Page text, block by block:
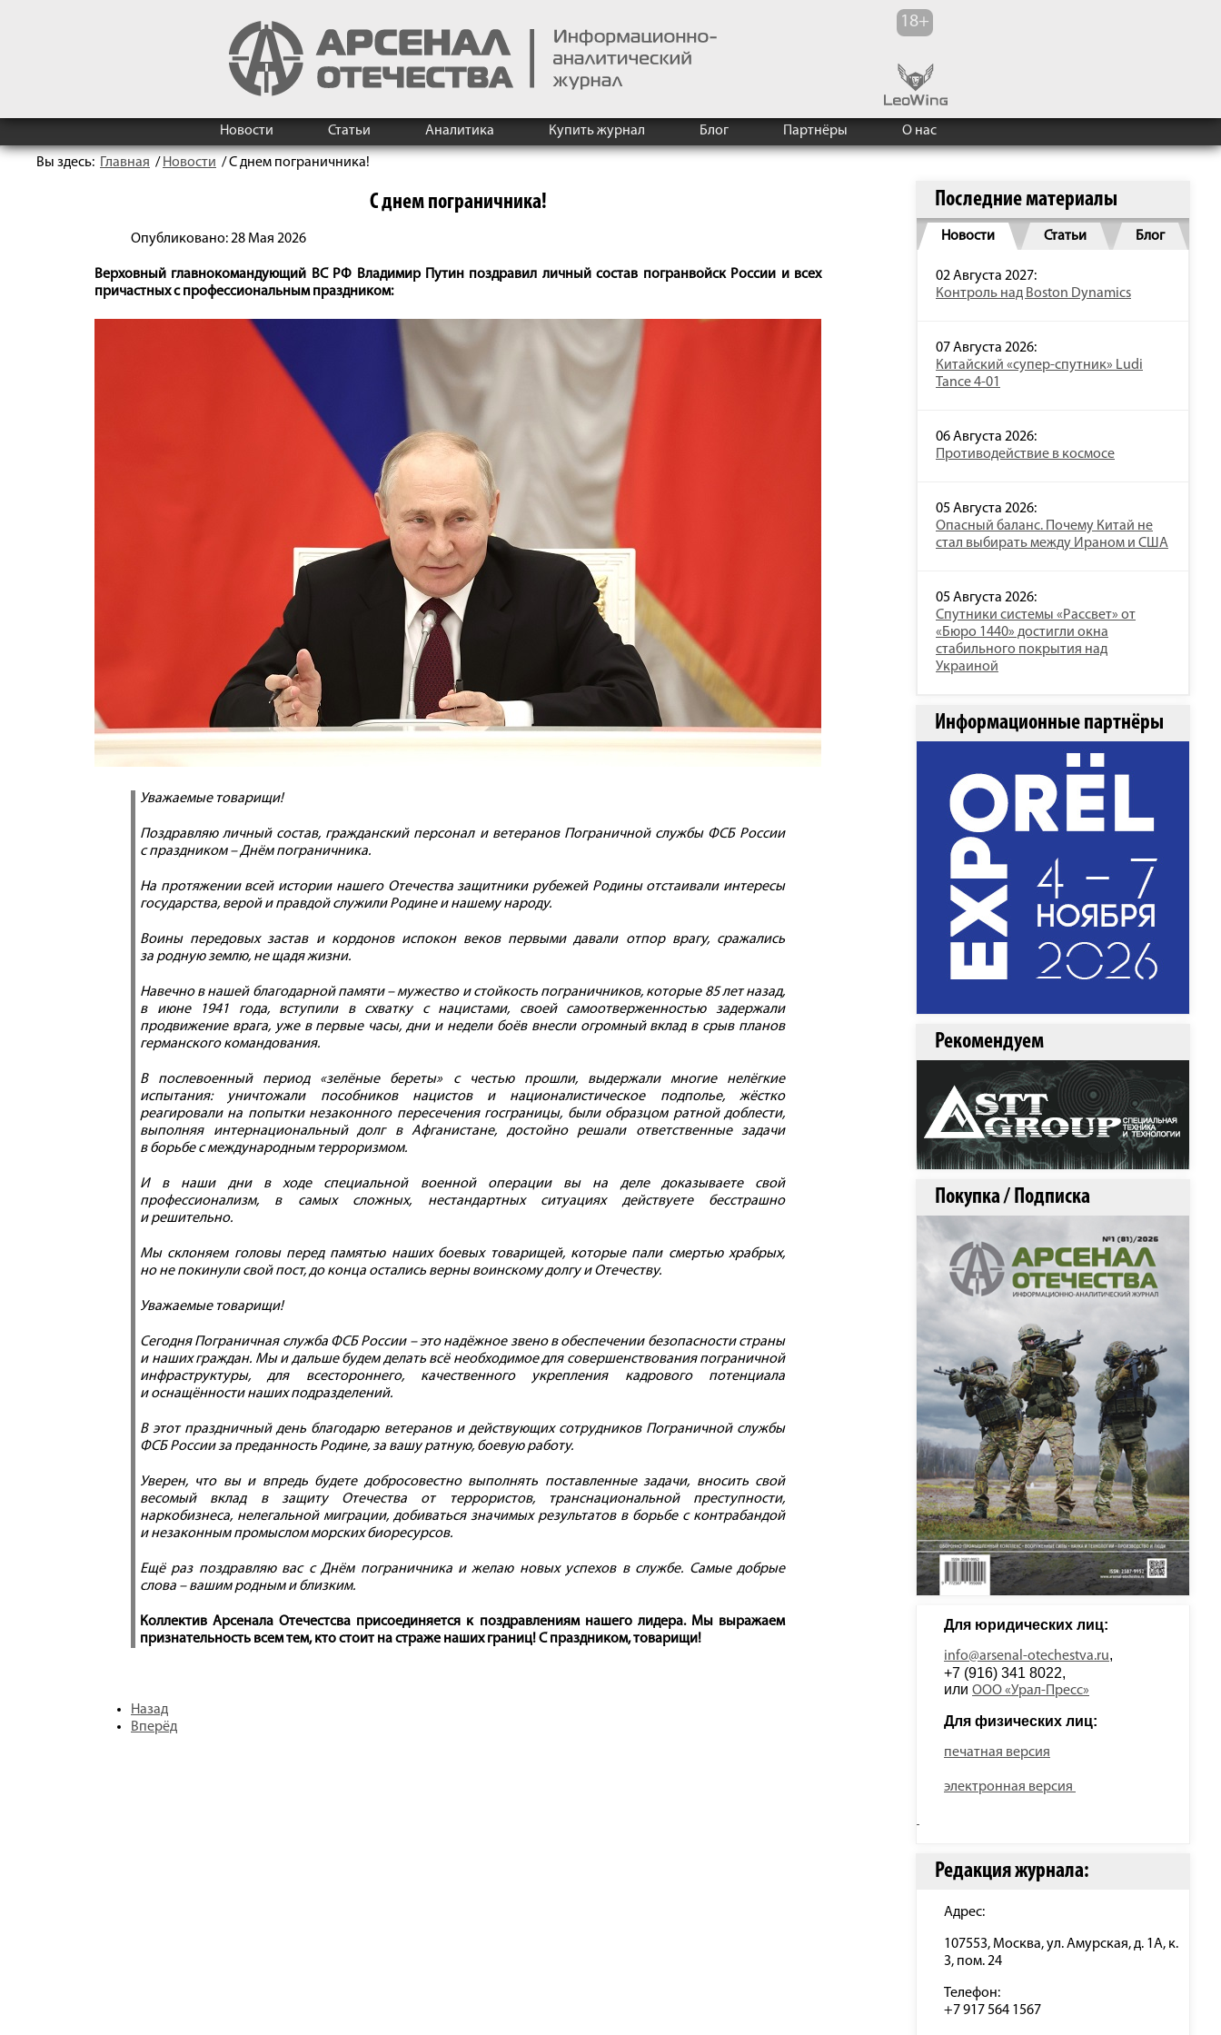
Новости Статьи Аналитика Купить журнал Блог Партнёры О нас
Вы здесь: Главная / Новости /С днем пограничника!
С днем пограничника!
Опубликовано: 28 Мая 2026
Верховный главнокомандующий ВС РФ Владимир Путин поздравил личный состав погранвойск России и всех
причастных с профессиональным праздником:
Уважаемые товарищи!
Поздравляю личный состав, гражданский персонал и ветеранов Пограничной службы ФСБ России
с праздником – Днём пограничника.
На протяжении всей истории нашего Отечества защитники рубежей Родины отстаивали интересы
государства, верой и правдой служили Родине и нашему народу.
Воины передовых застав и кордонов испокон веков первыми давали отпор врагу, сражались
за родную землю, не щадя жизни.
Навечно в нашей благодарной памяти – мужество и стойкость пограничников, которые 85 лет назад,
в июне 1941 года, вступили в схватку с нацистами, своей самоотверженностью задержали
продвижение врага, уже в первые часы, дни и недели боёв внесли огромный вклад в срыв планов
германского командования.
В послевоенный период «зелёные береты» с честью прошли, выдержали многие нелёгкие
испытания: уничтожали пособников нацистов и националистическое подполье, жёстко
реагировали на попытки незаконного пересечения госграницы, были образцом ратной доблести,
выполняя интернациональный долг в Афганистане, достойно решали ответственные задачи
в борьбе с международным терроризмом.
И в наши дни в ходе специальной военной операции вы на деле доказываете свой
профессионализм, в самых сложных, нестандартных ситуациях действуете бесстрашно
и решительно.
Мы склоняем головы перед памятью наших боевых товарищей, которые пали смертью храбрых,
но не покинули свой пост, до конца остались верны воинскому долгу и Отечеству.
Уважаемые товарищи!
Сегодня Пограничная служба ФСБ России – это надёжное звено в обеспечении безопасности страны
и наших граждан. Мы и дальше будем делать всё необходимое для совершенствования пограничной
инфраструктуры, для всестороннего, качественного укрепления кадрового потенциала
и оснащённости наших подразделений.
В этот праздничный день благодарю ветеранов и действующих сотрудников Пограничной службы
ФСБ России за преданность Родине, за вашу ратную, боевую работу.
Уверен, что вы и впредь будете добросовестно выполнять поставленные задачи, вносить свой
весомый вклад в защиту Отечества от террористов, транснациональной преступности,
наркобизнеса, нелегальной миграции, добиваться значимых результатов в борьбе с контрабандой
и незаконным промыслом морских биоресурсов.
Ещё раз поздравляю вас с Днём пограничника и желаю новых успехов в службе. Самые добрые
слова – вашим родным и близким.
Коллектив Арсенала Отечестсва присоединяется к поздравлениям нашего лидера. Мы выражаем
признательность всем тем, кто стоит на страже наших границ! С праздником, товарищи!
Назад
Вперёд
Последние материалы
Новости Статьи Блог
02 Августа 2027:
Контроль над Boston Dynamics
07 Августа 2026:
Китайский «супер-спутник» Ludi
Tance 4-01
06 Августа 2026:
Противодействие в космосе
05 Августа 2026:
Опасный баланс. Почему Китай не
стал выбирать между Ираном и США
05 Августа 2026:
Спутники системы «Рассвет» от
«Бюро 1440» достигли окна
стабильного покрытия над
Украиной
Информационные партнёры
Рекомендуем
Покупка / Подписка
Для юридических лиц:
info@arsenal-otechestva.ru,
+7 (916) 341 8022,
или ООО «Урал-Пресс»
Для физических лиц:
печатная версия
электронная версия
Редакция журнала:
Адрес:
107553, Москва, ул. Амурская, д. 1А, к.
3, пом. 24
Телефон:
+7 917 564 1567